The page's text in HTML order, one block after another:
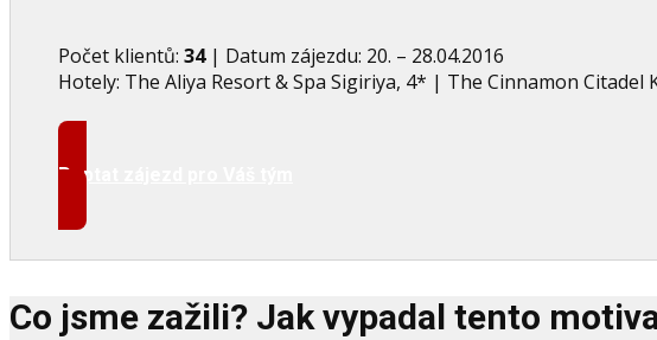
Počet klientů: 34| Datum zájezdu: 20. – 28.04.2016
Hotely: The Aliya Resort & Spa Sigiriya, 4* | The Cinnamon
Poptat zájezd pro Váš tým
Co jsme zažili? Jak vypadal tento